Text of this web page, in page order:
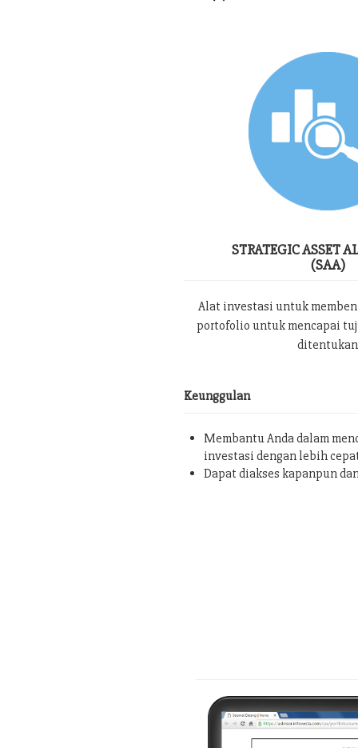
STRATEGIC ASSET
(SAA)
Alat investasi untuk
portofolio untuk mencapai
ditentukan
Keunggulan
Membantu Anda dalam
investasi dengan lebih
Dapat diakses kapanpun